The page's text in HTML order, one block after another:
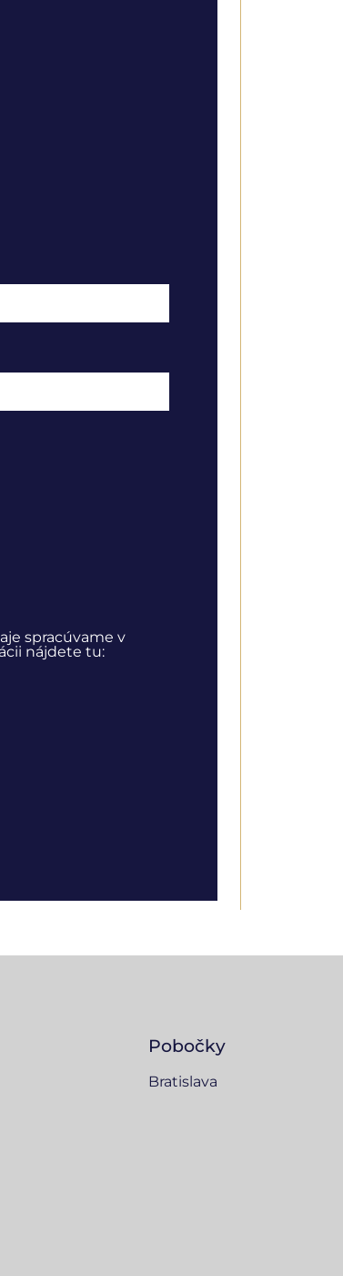
spracúvame v
nájdete tu:
Pobočky
Bratislava